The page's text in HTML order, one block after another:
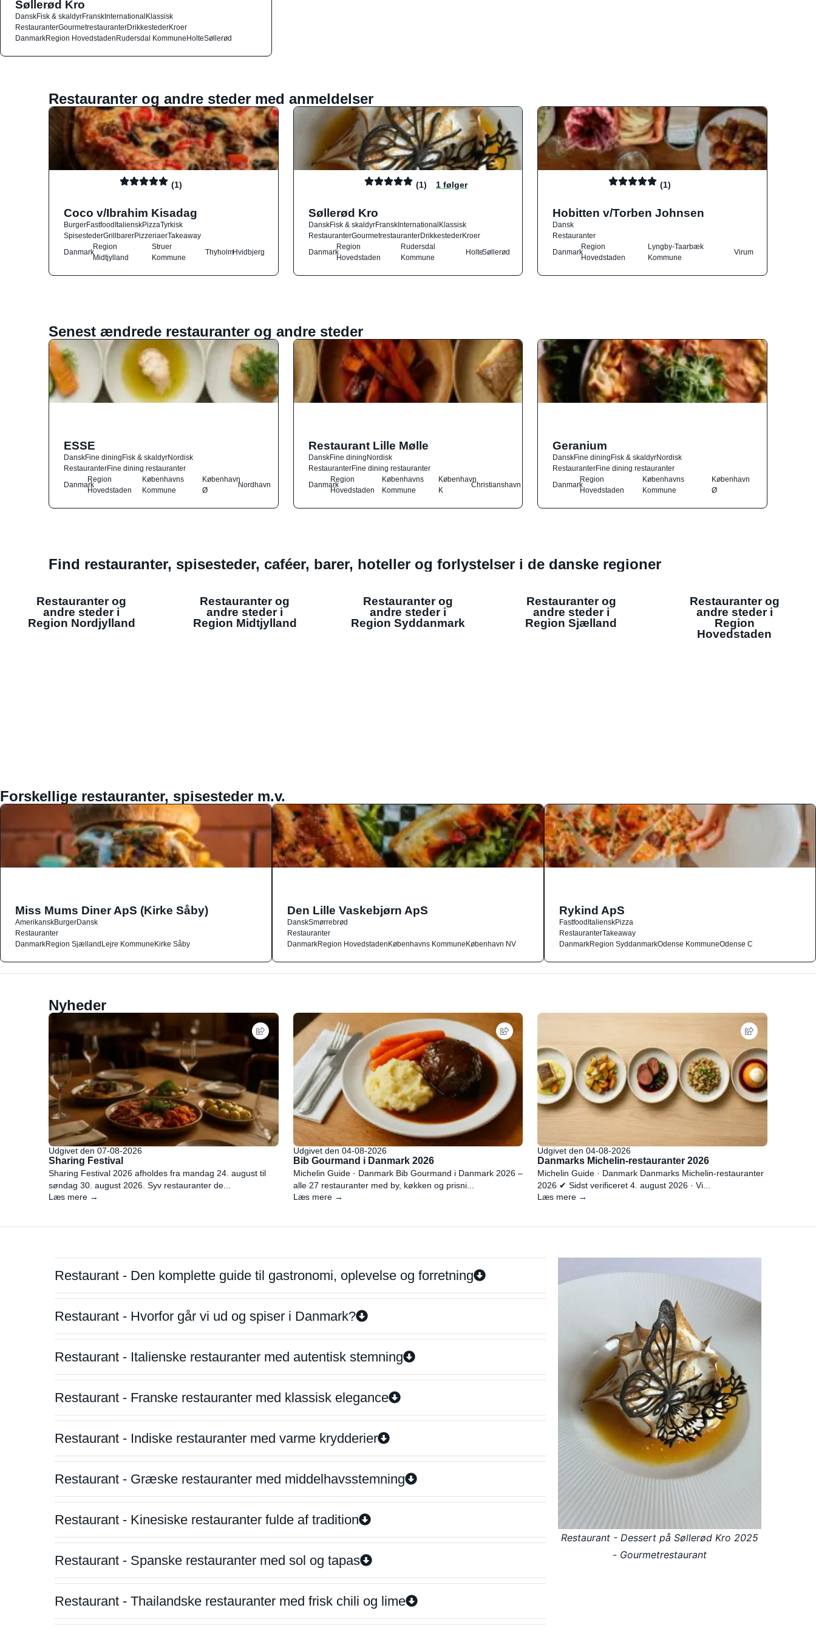
Søllerød Kro
DanskFisk & skaldyrFranskInternationalKlassisk
RestauranterGourmetrestauranterDrikkestederKroer
DanmarkRegion HovedstadenRudersdal KommuneHolteSøllerød
Restauranter og andre steder med anmeldelser
(1)
Coco v/Ibrahim Kisadag
BurgerFastfoodItalienskPizzaTyrkisk
SpisestederGrillbarerPizzeriaerTakeaway
Danmark
Region
Midtjylland
Struer
Kommune
ThyholmHvidbjerg
(1) 1 følger
Søllerød Kro
DanskFisk & skaldyrFranskInternationalKlassisk
RestauranterGourmetrestauranterDrikkestederKroer
Danmark
Region
Hovedstaden
Rudersdal
Kommune
HolteSøllerød
(1)
Hobitten v/Torben Johnsen
Dansk
Restauranter
Danmark
Region
Hovedstaden
Lyngby-Taarbæk
Kommune
Virum
Senest ændrede restauranter og andre steder
ESSE
DanskFine diningFisk & skaldyrNordisk
RestauranterFine dining restauranter
Danmark
Region
Hovedstaden
Københavns
Kommune
København
Ø
Nordhavn
Restaurant Lille Mølle
DanskFine diningNordisk
RestauranterFine dining restauranter
Danmark
Region
Hovedstaden
Københavns
Kommune
København
K
Christianshavn
Geranium
DanskFine diningFisk & skaldyrNordisk
RestauranterFine dining restauranter
Danmark
Region
Hovedstaden
Københavns
Kommune
København
Ø
Find restauranter, spisesteder, caféer, barer, hoteller og forlystelser i de danske regioner
Restauranter og
andre steder i
Region Nordjylland
Restauranter og
andre steder i
Region Midtjylland
Restauranter og
andre steder i
Region Syddanmark
Restauranter og
andre steder i
Region Sjælland
Restauranter og
andre steder i
Region
Hovedstaden
Forskellige restauranter, spisesteder m.v.
Miss Mums Diner ApS (Kirke Såby)
AmerikanskBurgerDansk
Restauranter
DanmarkRegion SjællandLejre KommuneKirke Såby
Den Lille Vaskebjørn ApS
DanskSmørrebrød
Restauranter
DanmarkRegion HovedstadenKøbenhavns KommuneKøbenhavn NV
Rykind ApS
FastfoodItalienskPizza
RestauranterTakeaway
DanmarkRegion SyddanmarkOdense KommuneOdense C
Nyheder
Udgivet den 07-08-2026
Sharing Festival
Sharing Festival 2026 afholdes fra mandag 24. august til
søndag 30. august 2026. Syv restauranter de...
Læs mere →
Udgivet den 04-08-2026
Bib Gourmand i Danmark 2026
Michelin Guide · Danmark Bib Gourmand i Danmark 2026 –
alle 27 restauranter med by, køkken og prisni...
Læs mere →
Udgivet den 04-08-2026
Danmarks Michelin-restauranter 2026
Michelin Guide · Danmark Danmarks Michelin-restauranter
2026 ✔ Sidst verificeret 4. august 2026 · Vi...
Læs mere →
Restaurant - Den komplette guide til gastronomi, oplevelse og forretning
Restaurant - Hvorfor går vi ud og spiser i Danmark?
Restaurant - Italienske restauranter med autentisk stemning
Restaurant - Franske restauranter med klassisk elegance
Restaurant - Indiske restauranter med varme krydderier
Restaurant - Græske restauranter med middelhavsstemning
Restaurant - Kinesiske restauranter fulde af tradition
Restaurant - Spanske restauranter med sol og tapas
Restaurant - Thailandske restauranter med frisk chili og lime
Restaurant - Dessert på Søllerød Kro 2025
- Gourmetrestaurant